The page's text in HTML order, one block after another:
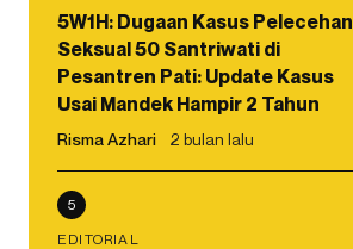
5W1H: Dugaan Kasus Pelecehan
Seksual 50 Santriwati di
Pesantren Pati: Update Kasus
Usai Mandek Hampir 2 Tahun
Risma Azhari 2 bulan lalu
5
EDITORIAL